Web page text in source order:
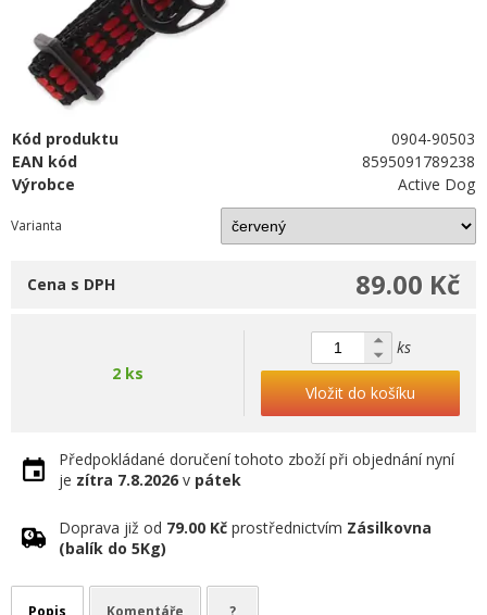
Kód produktu
0904-90503
EAN kód
8595091789238
Výrobce
Active Dog
Varianta
89.00 Kč
Cena s DPH
2 ks
ks
Vložit do košíku
Předpokládané doručení tohoto zboží při objednání nyní
je zítra 7.8.2026 v pátek
Doprava již od 79.00 Kč prostřednictvím Zásilkovna
(balík do 5Kg)
Popis Komentáře ?